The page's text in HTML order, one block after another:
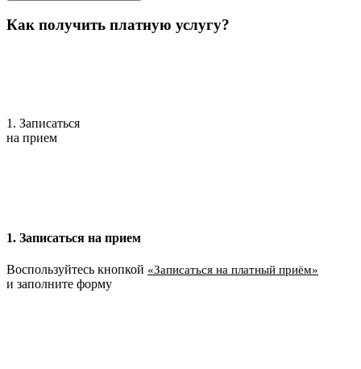
Как получить платную услугу?
1. Записаться
на прием
1. Записаться на прием
Воспользуйтесь кнопкой «Записаться на платный приём»
и заполните форму